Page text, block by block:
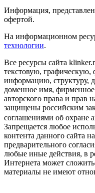
Информация,
офертой.
На информационном
технологии.
Все ресурсы сайта
текстовую,
информацию, структуру,
доменное имя,
авторского права и прав
защищены российским
соглашениями об охране
Запрещается любое
контента данного сайта
предварительного
любые иные действия, в
Интернета может
материалы не имеют